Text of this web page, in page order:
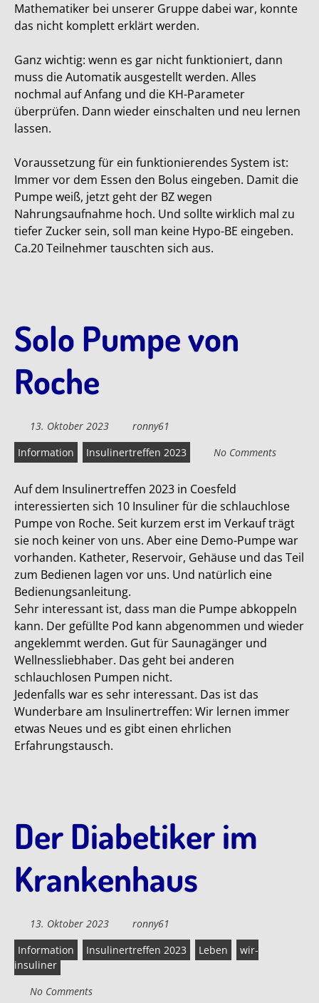
Mathematiker bei unserer Gruppe dabei war, konnte
das nicht komplett erklärt werden.
Ganz wichtig: wenn es gar nicht funktioniert, dann
muss die Automatik ausgestellt werden. Alles
nochmal auf Anfang und die KH-Parameter
überprüfen. Dann wieder einschalten und neu lernen
lassen.
Voraussetzung für ein funktionierendes System ist:
Immer vor dem Essen den Bolus eingeben. Damit die
Pumpe weiß, jetzt geht der BZ wegen
Nahrungsaufnahme hoch. Und sollte wirklich mal zu
tiefer Zucker sein, soll man keine Hypo-BE eingeben.
Ca.20 Teilnehmer tauschten sich aus.
Solo Pumpe von
Roche
13. Oktober 2023
ronny61
Information
Insulinertreffen 2023 No Comments
Auf dem Insulinertreffen 2023 in Coesfeld
interessierten sich 10 Insuliner für die schlauchlose
Pumpe von Roche. Seit kurzem erst im Verkauf trägt
sie noch keiner von uns. Aber eine Demo-Pumpe war
vorhanden. Katheter, Reservoir, Gehäuse und das Teil
zum Bedienen lagen vor uns. Und natürlich eine
Bedienungsanleitung.
Sehr interessant ist, dass man die Pumpe abkoppeln
kann. Der gefüllte Pod kann abgenommen und wieder
angeklemmt werden. Gut für Saunagänger und
Wellnessliebhaber. Das geht bei anderen
schlauchlosen Pumpen nicht.
Jedenfalls war es sehr interessant. Das ist das
Wunderbare am Insulinertreffen: Wir lernen immer
etwas Neues und es gibt einen ehrlichen
Erfahrungstausch.
Der Diabetiker im
Krankenhaus
13. Oktober 2023
ronny61
Information
Insulinertreffen 2023 Leben
wir-
insuliner
No Comments